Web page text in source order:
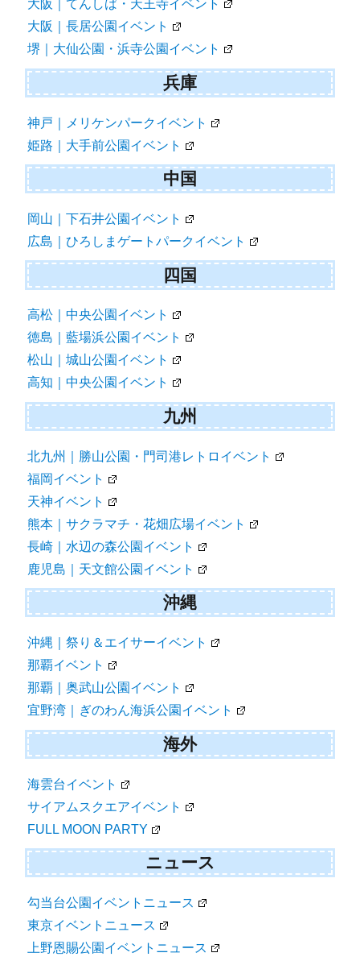
大阪｜てんしば・天王寺イベント
大阪｜長居公園イベント
堺｜大仙公園・浜寺公園イベント
兵庫
神戸｜メリケンパークイベント
姫路｜大手前公園イベント
中国
岡山｜下石井公園イベント
広島｜ひろしまゲートパークイベント
四国
高松｜中央公園イベント
徳島｜藍場浜公園イベント
松山｜城山公園イベント
高知｜中央公園イベント
九州
北九州｜勝山公園・門司港レトロイベント
福岡イベント
天神イベント
熊本｜サクラマチ・花畑広場イベント
長崎｜水辺の森公園イベント
鹿児島｜天文館公園イベント
沖縄
沖縄｜祭り＆エイサーイベント
那覇イベント
那覇｜奥武山公園イベント
宜野湾｜ぎのわん海浜公園イベント
海外
海雲台イベント
サイアムスクエアイベント
FULL MOON PARTY
ニュース
勾当台公園イベントニュース
東京イベントニュース
上野恩賜公園イベントニュース